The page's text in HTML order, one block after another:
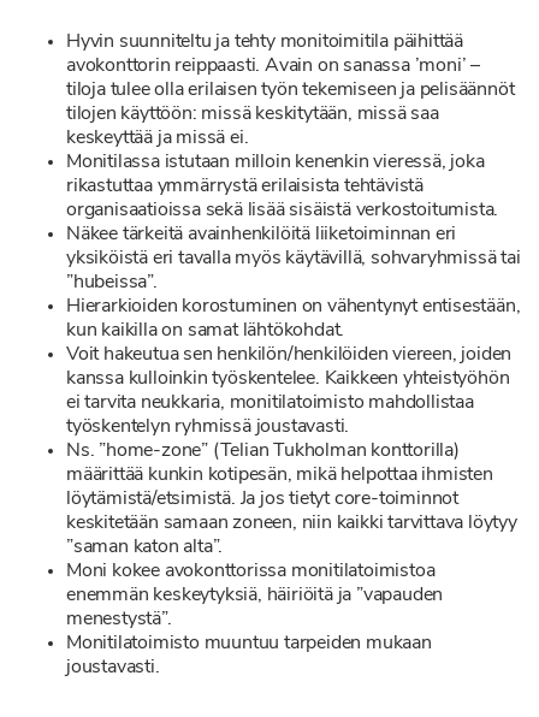
Hyvin suunniteltu ja tehty monitoimitila päihittää
avokonttorin reippaasti. Avain on sanassa ’moni’ –
tiloja tulee olla erilaisen työn tekemiseen ja pelisäännöt
tilojen käyttöön: missä keskitytään, missä saa
keskeyttää ja missä ei.
Monitilassa istutaan milloin kenenkin vieressä, joka
rikastuttaa ymmärrystä erilaisista tehtävistä
organisaatioissa sekä lisää sisäistä verkostoitumista.
Näkee tärkeitä avainhenkilöitä liiketoiminnan eri
yksiköistä eri tavalla myös käytävillä, sohvaryhmissä tai
”hubeissa”.
Hierarkioiden korostuminen on vähentynyt entisestään,
kun kaikilla on samat lähtökohdat.
Voit hakeutua sen henkilön/henkilöiden viereen, joiden
kanssa kulloinkin työskentelee. Kaikkeen yhteistyöhön
ei tarvita neukkaria, monitilatoimisto mahdollistaa
työskentelyn ryhmissä joustavasti.
Ns. ”home-zone” (Telian Tukholman konttorilla)
määrittää kunkin kotipesän, mikä helpottaa ihmisten
löytämistä/etsimistä. Ja jos tietyt core-toiminnot
keskitetään samaan zoneen, niin kaikki tarvittava löytyy
”saman katon alta”.
Moni kokee avokonttorissa monitilatoimistoa
enemmän keskeytyksiä, häiriöitä ja ”vapauden
menestystä”.
Monitilatoimisto muuntuu tarpeiden mukaan
joustavasti.